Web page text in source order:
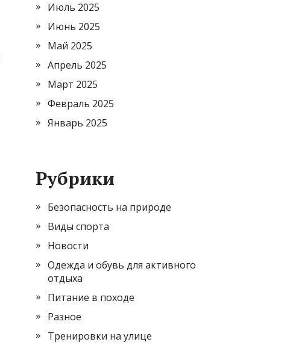
Июль 2025
Июнь 2025
Май 2025
Апрель 2025
Март 2025
Февраль 2025
Январь 2025
Рубрики
Безопасность на природе
Виды спорта
Новости
Одежда и обувь для активного
отдыха
Питание в походе
Разное
Тренировки на улице